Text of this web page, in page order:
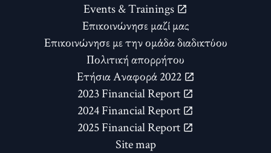
Events & Trainings
Επικοινώνησε μαζί μας
Επικοινώνησε με την ομάδα διαδικτύου
Πολιτική απορρήτου
Ετήσια Αναφορά 2022
2023 Financial Report
2024 Financial Report
2025 Financial Report
Site map